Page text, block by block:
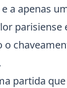
a apenas
partida